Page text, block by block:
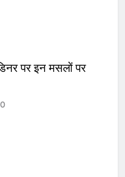
पर इन मसलों पर
0